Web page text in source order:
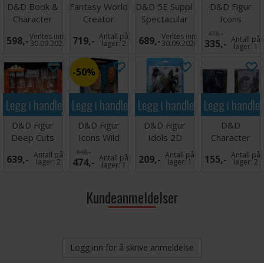
D&D Book &
Character
Folio Premium
598,-Ventes inn
30.09.2026
Fantasy World
Creator
Masters
Screen
719,- Antall på
lager:2
D&D 5E Suppl.
Spectacular
Settlements
689,-Ventes inn
30.09.2026
D&D Figur
Icons
Summoned
Creatures Set
478,-
335,- Antall på
lager:1
Legg i handlekurven
D&D Figur
Deep Cuts
Castle Royal
Court
639,- Antall på
lager:2
Legg i handlekurven
50%
D&D Figur
Icons Wild
Beyond W
Premium 2
948,-
474,- Antall på
lager:1
Legg i handlekurven
D&D Figur
Idols 2D
Icewind Dale
Set 3
209,- Antall på
lager:1
Legg i
D&D
Character
Class Folio
Warlock
155,- Antall på
lager:2
Kundeanmeldelser
Logg inn for å skrive anmeldelse